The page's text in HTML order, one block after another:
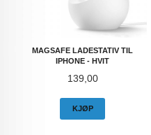
MAGSAFE LADESTATIV TIL
IPHONE - HVIT
Pris
139,00
KJØP